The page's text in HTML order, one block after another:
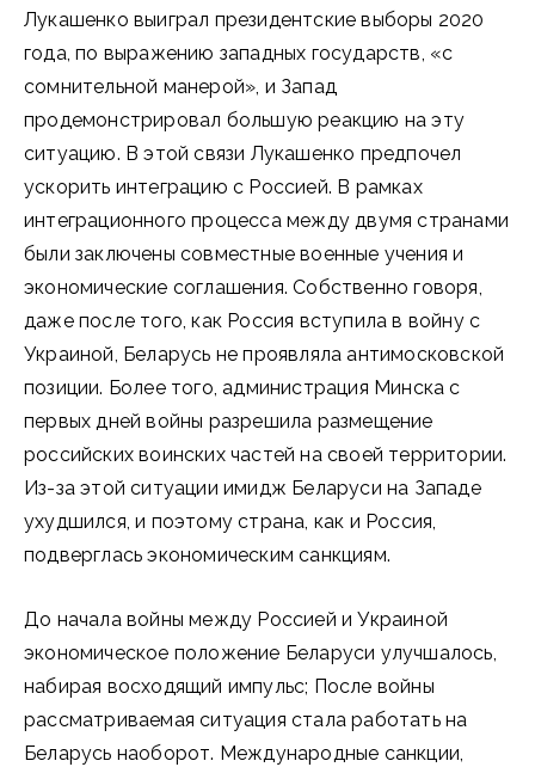
Лукашенко выиграл президентские выборы 2020
года, по выражению западных государств, «с
сомнительной манерой», и Запад
продемонстрировал большую реакцию на эту
ситуацию. В этой связи Лукашенко предпочел
ускорить интеграцию с Россией. В рамках
интеграционного процесса между двумя странами
были заключены совместные военные учения и
экономические соглашения. Собственно говоря,
даже после того, как Россия вступила в войну с
Украиной, Беларусь не проявляла антимосковской
позиции. Более того, администрация Минска с
первых дней войны разрешила размещение
российских воинских частей на своей территории.
Из-за этой ситуации имидж Беларуси на Западе
ухудшился, и поэтому страна, как и Россия,
подверглась экономическим санкциям.
До начала войны между Россией и Украиной
экономическое положение Беларуси улучшалось,
набирая восходящий импульс; После войны
рассматриваемая ситуация стала работать на
Беларусь наоборот. Международные санкции,